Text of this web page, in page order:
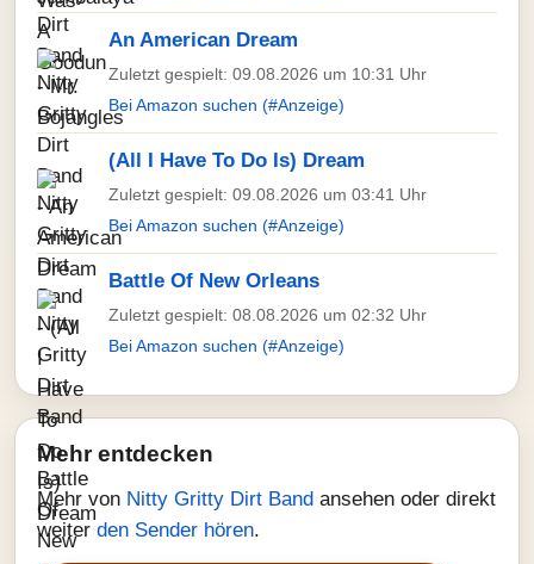
An American Dream
Zuletzt gespielt: 09.08.2026 um 10:31 Uhr
Bei Amazon suchen (#Anzeige)
(All I Have To Do Is) Dream
Zuletzt gespielt: 09.08.2026 um 03:41 Uhr
Bei Amazon suchen (#Anzeige)
Battle Of New Orleans
Zuletzt gespielt: 08.08.2026 um 02:32 Uhr
Bei Amazon suchen (#Anzeige)
Mehr entdecken
Mehr von Nitty Gritty Dirt Band ansehen oder direkt
weiter den Sender hören.